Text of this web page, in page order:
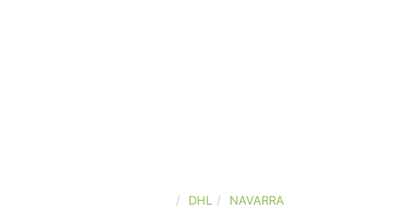
DHL NAVARRA